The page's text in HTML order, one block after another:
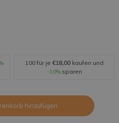
100 für je €18,00 kaufen und
-10%sparen
hinzufügen